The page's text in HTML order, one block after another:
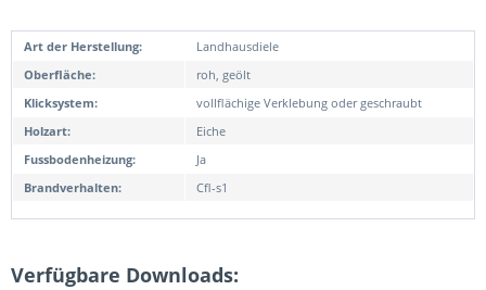
Art der Herstellung:
Landhausdiele
Oberfläche:
roh, geölt
Klicksystem:
vollflächige Verklebung oder geschraubt
Holzart:
Eiche
Fussbodenheizung:
Ja
Brandverhalten:
Cfl-s1
Verfügbare Downloads: